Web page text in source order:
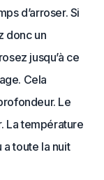
d’arroser. Si
donc un
jusqu’à ce
Cela
Le
La température
a toute la nuit